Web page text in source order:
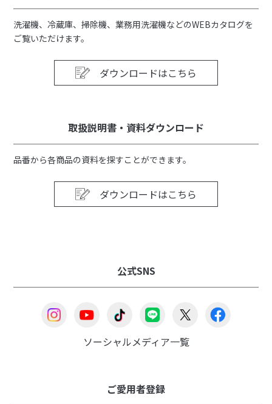
洗濯機、冷蔵庫、掃除機、業務用洗濯機などのWEBカタログを
ご覧いただけます。
ダウンロードはこちら
取扱説明書・資料ダウンロード
品番から各商品の資料を探すことができます。
ダウンロードはこちら
公式SNS
ソーシャルメディア一覧
ご愛用者登録